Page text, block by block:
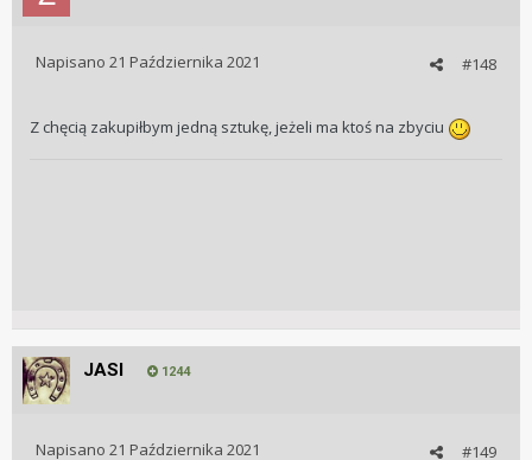
#148
Napisano 21 Października 2021
Z chęcią zakupiłbym jedną sztukę, jeżeli ma ktoś na zbyciu
JASI 1244
#149
Napisano 21 Października 2021